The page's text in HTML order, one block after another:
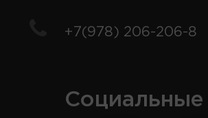
+7(978) 206-206-8
Социальные